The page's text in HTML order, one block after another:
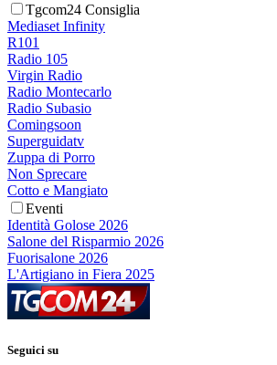
Tgcom24 Consiglia
Mediaset Infinity
R101
Radio 105
Virgin Radio
Radio Montecarlo
Radio Subasio
Comingsoon
Superguidatv
Zuppa di Porro
Non Sprecare
Cotto e Mangiato
Eventi
Identità Golose 2026
Salone del Risparmio 2026
Fuorisalone 2026
L'Artigiano in Fiera 2025
Seguici su